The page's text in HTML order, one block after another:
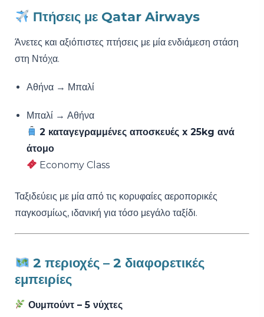
Πτήσεις με Qatar Airways
Άνετες και αξιόπιστες πτήσεις με μία ενδιάμεση στάση
στη Ντόχα.
Αθήνα → Μπαλί
Μπαλί → Αθήνα
2 καταγεγραμμένες αποσκευές x 25kg ανά
άτομο
Economy Class
Ταξιδεύεις με μία από τις κορυφαίες αεροπορικές
παγκοσμίως, ιδανική για τόσο μεγάλο ταξίδι.
2 περιοχές – 2 διαφορετικές
εμπειρίες
Ουμπούντ – 5 νύχτες